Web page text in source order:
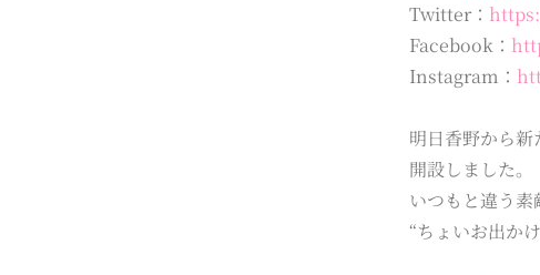
Twitter：
Facebook：
Instagram：
明日香野から
開設しました。
いつもと違う素
“ちょいお出か